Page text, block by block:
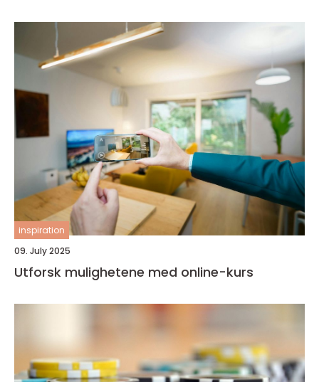
inspiration
09. July 2025
Utforsk mulighetene med online-kurs